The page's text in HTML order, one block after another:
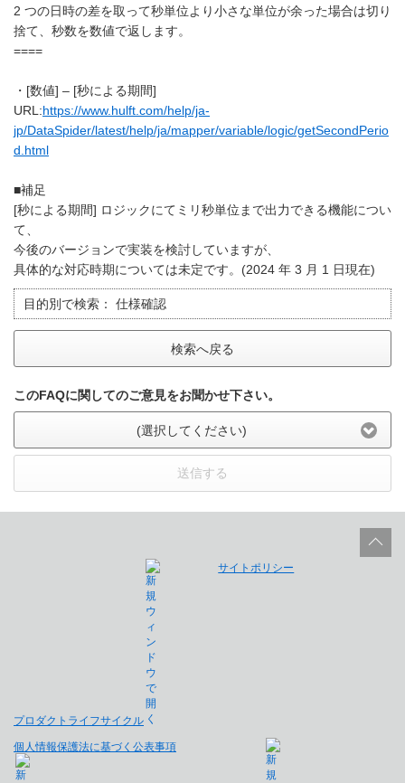
2 つの日時の差を取って秒単位より小さな単位が余った場合は切り
捨て、秒数を数値で返します。
====
・[数値] – [秒による期間]
URL:https://www.hulft.com/help/ja-
jp/DataSpider/latest/help/ja/mapper/variable/logic/getSecondPerio
d.html
■補足
[秒による期間] ロジックにてミリ秒単位まで出力できる機能につい
て、
今後のバージョンで実装を検討していますが、
具体的な対応時期については未定です。(2024 年 3 月 1 日現在)
目的別で検索： 仕様確認
検索へ戻る
このFAQに関してのご意見をお聞かせ下さい。
(選択してください)
送信する
プロダクトライフサイクル
サイトポリシー
個人情報保護法に基づく公表事項